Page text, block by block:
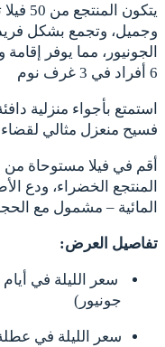
وجميل، وتجمع بشكل فريد
الجونيور، مما يوفر
6 أفراد في 3 غرف نوم
استمتع بأجواء منزلية
فسيح منعزل مثالي
أقم في فيلا مستوحاة
المنتجع الخضراء، ودع
المائية – مشمول مع
تفاصيل العرض:
جونيور)